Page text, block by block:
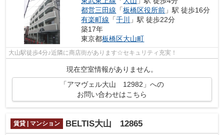
都営三田線 「板橋区役所前 」駅 徒歩16分
有楽町線 「千川
」駅 徒歩22分
築17年
東京都板橋区大山町
大山駅徒歩4分♪近隣に商店街があります☆セキュリティ充実！
現在空室情報がありません。
「アマヴェル大山 12982」への
お問い合わせはこちら
賃貸 | マンション BELTIS大山 12865